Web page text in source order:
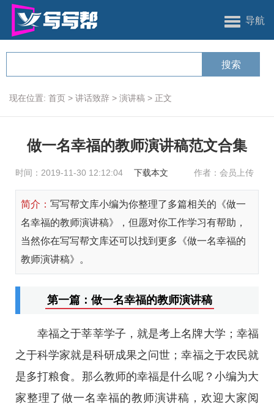
导航
现在位置: 首页 > 讲话致辞 > 演讲稿 > 正文
做一名幸福的教师演讲稿范文合集
时间：2019-11-30 12:12:04 下载本文 作者：会员上传
简介： 写写帮文库小编为你整理了多篇相关的《做一
名幸福的教师演讲稿》，但愿对你工作学习有帮助，
当然你在写写帮文库还可以找到更多《做一名幸福的
教师演讲稿》。
第一篇：做一名幸福的教师演讲稿
幸福之于莘莘学子，就是考上名牌大学；幸福
之于科学家就是科研成果之问世；幸福之于农民就
是多打粮食。那么教师的幸福是什么呢？小编为大
家整理了做一名幸福的教师演讲稿，欢迎大家阅